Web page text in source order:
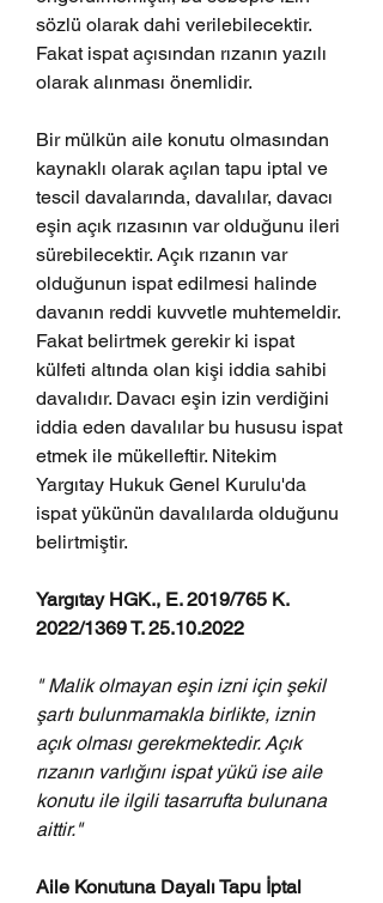
sözlü olarak dahi verilebilecektir.
Fakat ispat açısından rızanın yazılı
olarak alınması önemlidir.
Bir mülkün aile konutu olmasından
kaynaklı olarak açılan tapu iptal ve
tescil davalarında, davalılar, davacı
eşin açık rızasının var olduğunu ileri
sürebilecektir. Açık rızanın var
olduğunun ispat edilmesi halinde
davanın reddi kuvvetle muhtemeldir.
Fakat belirtmek gerekir ki ispat
külfeti altında olan kişi iddia sahibi
davalıdır. Davacı eşin izin verdiğini
iddia eden davalılar bu hususu ispat
etmek ile mükelleftir. Nitekim
Yargıtay Hukuk Genel Kurulu'da
ispat yükünün davalılarda olduğunu
belirtmiştir.
Yargıtay HGK., E. 2019/765 K.
2022/1369 T. 25.10.2022
" Malik olmayan eşin izni için şekil
şartı bulunmamakla birlikte, iznin
açık olması gerekmektedir. Açık
rızanın varlığını ispat yükü ise aile
konutu ile ilgili tasarrufta bulunana
aittir."
Aile Konutuna Dayalı Tapu İptal